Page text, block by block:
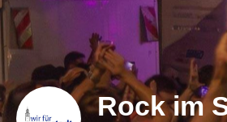
Rock im